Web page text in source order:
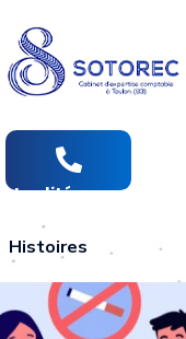
Actualités comptables
Histoires